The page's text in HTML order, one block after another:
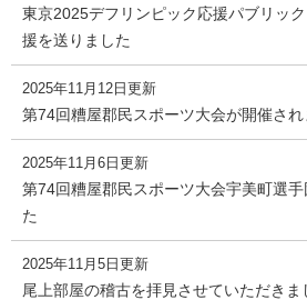
東京2025デフリンピック応援パブリッ
援を送りました
2025年11月12日更新
第74回糟屋郡民スポーツ大会が開催され
2025年11月6日更新
第74回糟屋郡民スポーツ大会宇美町選
た
2025年11月5日更新
尾上部屋の稽古を拝見させていただきま